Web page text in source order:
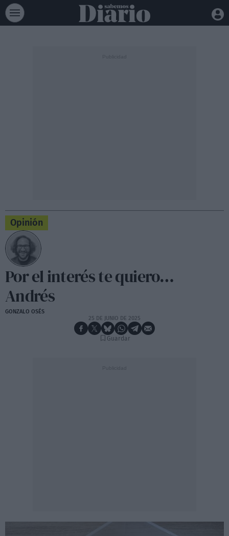
Opinión
Por el interés te quiero…
Andrés
GONZALO OSÉS
25 DE JUNIO DE 2025
Guardar